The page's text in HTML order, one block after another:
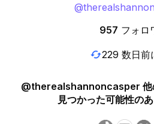
@
957 フォロ
229 数日前
@therealshannoncasper 他
見つかった可能性の